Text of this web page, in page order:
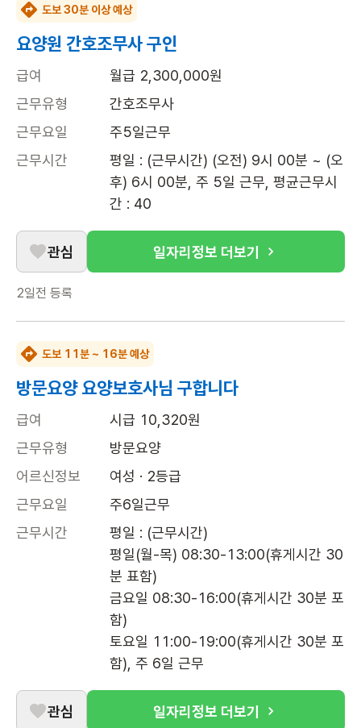
도보 30분 이상 예상
요양원 간호조무사 구인
급여
월급 2,300,000원
근무유형
간호조무사
근무요일
주5일근무
근무시간
평일 : (근무시간) (오전) 9시 00분 ~ (오
후) 6시 00분, 주 5일 근무, 평균근무시
간 : 40
관심 일자리정보 더보기
2일전 등록
도보 11분 ~ 16분 예상
방문요양 요양보호사님 구합니다
급여
시급 10,320원
근무유형
방문요양
어르신정보
여성 · 2등급
근무요일
주6일근무
근무시간
평일 : (근무시간)
평일(월-목) 08:30-13:00(휴게시간 30
분 표함)
금요일 08:30-16:00(휴게시간 30분 포
함)
토요일 11:00-19:00(휴게시간 30분 포
함), 주 6일 근무
관심 일자리정보 더보기